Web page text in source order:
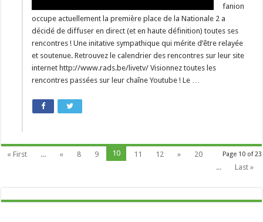
fanion
occupe actuellement la première place de la Nationale 2 a
décidé de diffuser en direct (et en haute définition) toutes ses
rencontres ! Une initative sympathique qui mérite d’être relayée
et soutenue. Retrouvez le calendrier des rencontres sur leur site
internet http://www.rads.be/livetv/ Visionnez toutes les
rencontres passées sur leur chaîne Youtube ! Le …
Page 10 of 23
« First ... « 8 9 10 11 12 »
20
...
Last »